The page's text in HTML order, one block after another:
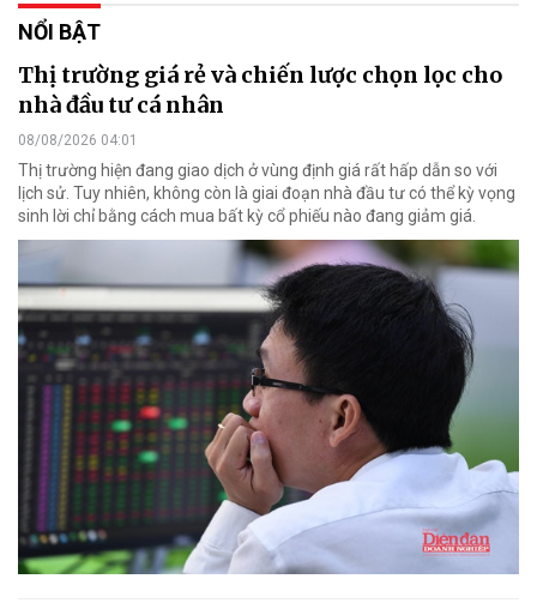
NỔI BẬT
Thị trường giá rẻ và chiến lược chọn lọc cho
nhà đầu tư cá nhân
08/08/2026 04:01
Thị trường hiện đang giao dịch ở vùng định giá rất hấp dẫn so với
lịch sử. Tuy nhiên, không còn là giai đoạn nhà đầu tư có thể kỳ vọng
sinh lời chỉ bằng cách mua bất kỳ cổ phiếu nào đang giảm giá.